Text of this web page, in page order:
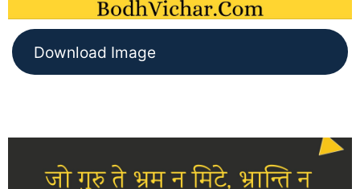
Download Image